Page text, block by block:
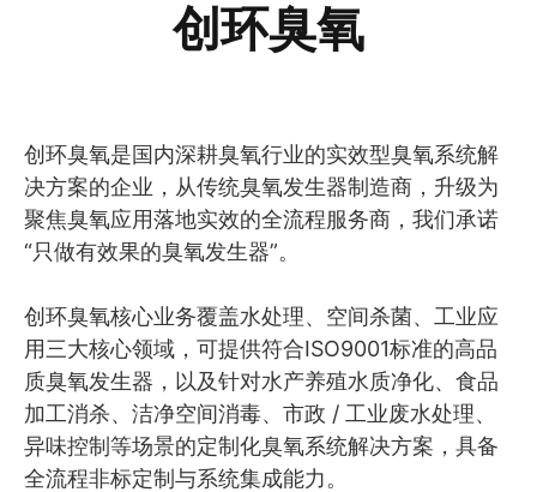
创环臭氧
创环臭氧是国内深耕臭氧行业的实效型臭氧系统解
决方案的企业，从传统臭氧发生器制造商，升级为
聚焦臭氧应用落地实效的全流程服务商，我们承诺
“只做有效果的臭氧发生器”。
创环臭氧核心业务覆盖水处理、空间杀菌、工业应
用三大核心领域，可提供符合ISO9001标准的高品
质臭氧发生器，以及针对水产养殖水质净化、食品
加工消杀、洁净空间消毒、市政 / 工业废水处理、
异味控制等场景的定制化臭氧系统解决方案，具备
全流程非标定制与系统集成能力。